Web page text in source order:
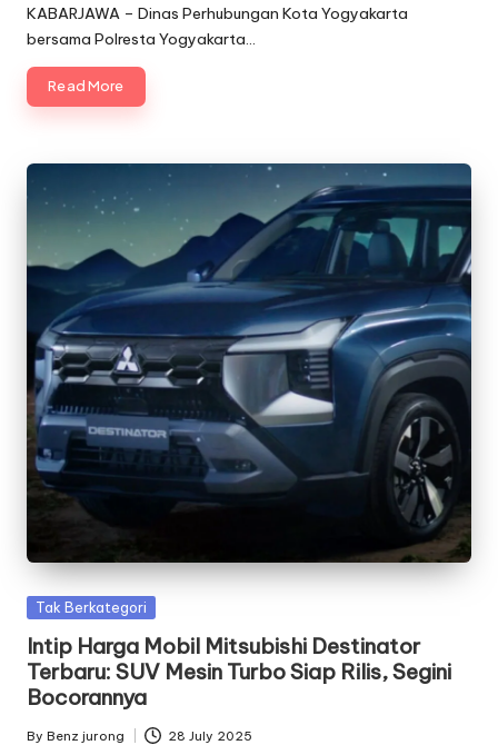
KABARJAWA – Dinas Perhubungan Kota Yogyakarta
bersama Polresta Yogyakarta…
Read More
Posted
Tak Berkategori
Intip Harga Mobil Mitsubishi Destinator
Terbaru: SUV Mesin Turbo Siap Rilis, Segini
Bocorannya
Posted
By Benz jurong 28 July 2025